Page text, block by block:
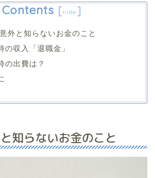
Contents [hide ]
外と知らないお金のこと
の収入「退職金」
の出費は？
知らないお金のこと